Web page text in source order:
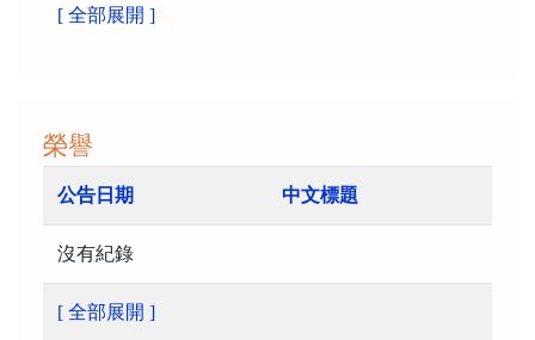
[ 全部展開 ]
榮譽
公告日期 中文標題
沒有紀錄
[ 全部展開 ]